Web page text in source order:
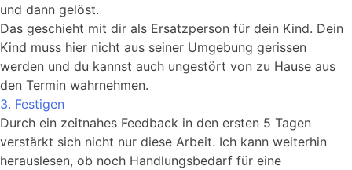
und dann gelöst.
Das geschieht mit dir als Ersatzperson für dein Kind. Dein
Kind muss hier nicht aus seiner Umgebung gerissen
werden und du kannst auch ungestört von zu Hause aus
den Termin wahrnehmen.
3. Festigen
Durch ein zeitnahes Feedback in den ersten 5 Tagen
verstärkt sich nicht nur diese Arbeit. Ich kann weiterhin
herauslesen, ob noch Handlungsbedarf für eine